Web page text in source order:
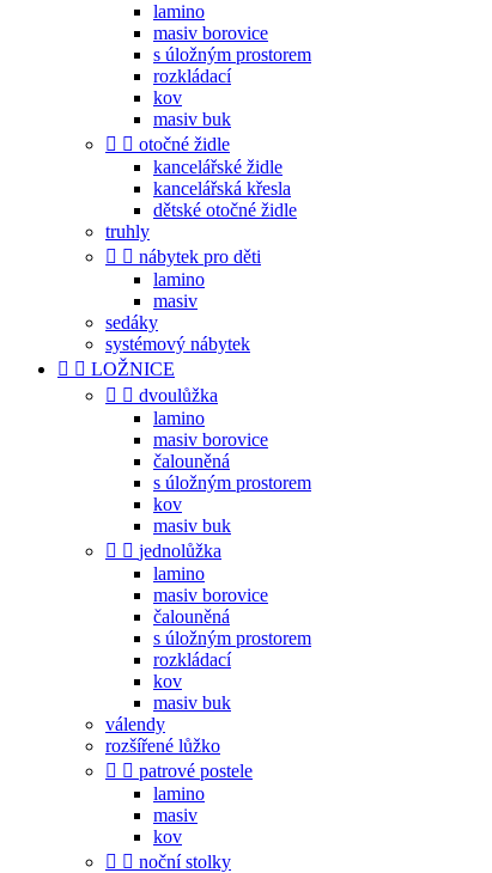
lamino
masiv borovice
s úložným prostorem
rozkládací
kov
masiv buk
  otočné židle
kancelářské židle
kancelářská křesla
dětské otočné židle
truhly
  nábytek pro děti
lamino
masiv
sedáky
systémový nábytek
  LOŽNICE
  dvoulůžka
lamino
masiv borovice
čalouněná
s úložným prostorem
kov
masiv buk
  jednolůžka
lamino
masiv borovice
čalouněná
s úložným prostorem
rozkládací
kov
masiv buk
válendy
rozšířené lůžko
  patrové postele
lamino
masiv
kov
  noční stolky